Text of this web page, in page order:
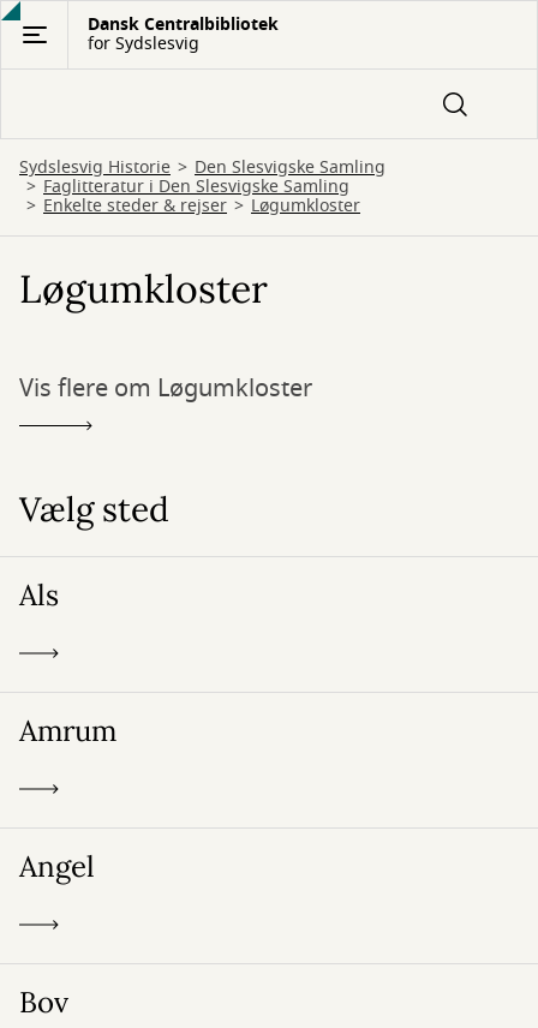
Gå
hovedindhold
Dansk Centralbibliotek
for Sydslesvig
Sydslesvig Historie Den Slesvigske Samling
Faglitteratur i Den Slesvigske Samling
Enkelte steder & rejser Løgumkloster
Løgumkloster
Vis flere om Løgumkloster
Vælg sted
Als
Amrum
Angel
Bov